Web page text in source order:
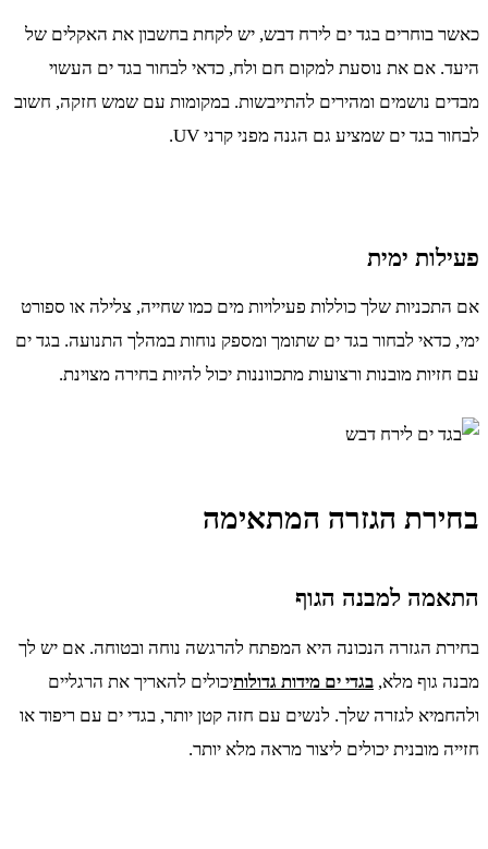
כאשר בוחרים בגד ים לירח דבש, יש לקחת בחשבון את האקלים של
היעד. אם את נוסעת למקום חם ולח, כדאי לבחור בגד ים העשוי
מבדים נושמים ומהירים להתייבשות. במקומות עם שמש חזקה, חשוב
לבחור בגד ים שמציע גם הגנה מפני קרני UV.
פעילות ימית
אם התכניות שלך כוללות פעילויות מים כמו שחייה, צלילה או ספורט
ימי, כדאי לבחור בגד ים שתומך ומספק נוחות במהלך התנועה. בגד ים
עם חזיות מובנות ורצועות מתכווננות יכול להיות בחירה מצוינת.
בחירת הגזרה המתאימה
התאמה למבנה הגוף
בחירת הגזרה הנכונה היא המפתח להרגשה נוחה ובטוחה. אם יש לך
מבנה גוף מלא, בגדי ים מידות גדולותיכולים להאריך את הרגליים
ולהחמיא לגזרה שלך. לנשים עם חזה קטן יותר, בגדי ים עם ריפוד או
חזייה מובנית יכולים ליצור מראה מלא יותר.